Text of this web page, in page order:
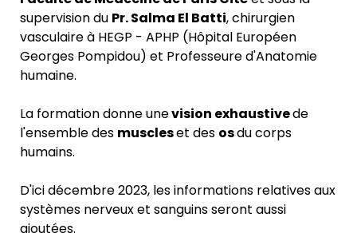
supervision du Pr. Salma El Batti, chirurgien
vasculaire à HEGP - APHP (Hôpital Européen
Georges Pompidou) et Professeure d'Anatomie
humaine.
La formation donne unevision exhaustivede
l'ensemble des muscleset des osdu corps
humains.
D'ici décembre 2023, les informations relatives aux
systèmes nerveux et sanguins seront aussi
ajoutées.